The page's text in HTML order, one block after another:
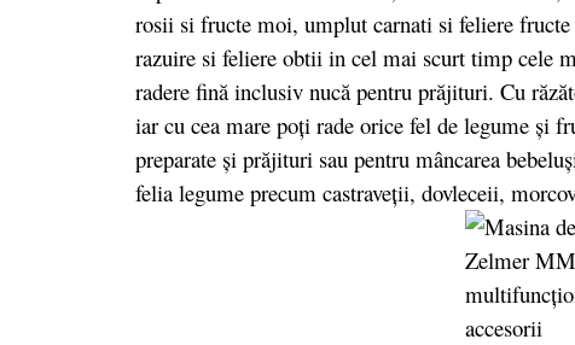
rosii si fructe moi, umplut carnati si feliere
razuire si feliere obtii in cel mai scurt timp cele
radere fină inclusiv nucă pentru prăjituri. Cu
iar cu cea mare poți rade orice fel de legume și
preparate și prăjituri sau pentru mâncarea
felia legume precum castraveții, dovleceii,